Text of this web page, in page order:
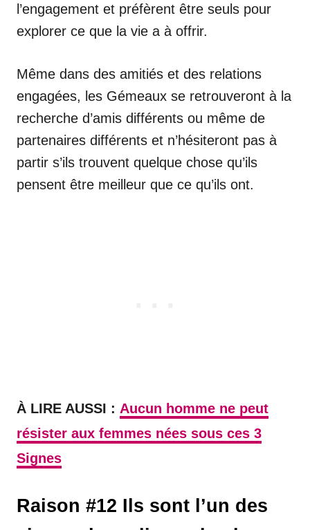
l’engagement et préfèrent être seuls pour
explorer ce que la vie a à offrir.
Même dans des amitiés et des relations
engagées, les Gémeaux se retrouveront à la
recherche d’amis différents ou même de
partenaires différents et n’hésiteront pas à
partir s’ils trouvent quelque chose qu’ils
pensent être meilleur que ce qu’ils ont.
À LIRE AUSSI : Aucun homme ne peut
résister aux femmes nées sous ces 3
Signes
Raison #12 Ils sont l’un des